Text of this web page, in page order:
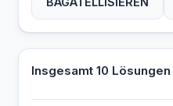
Insgesamt 10